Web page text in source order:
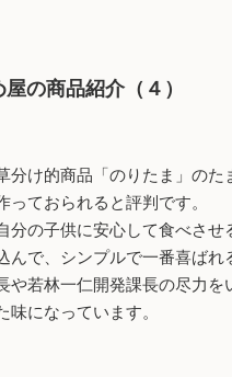
の商品紹介（４）
け的商品「のりたま」の
ておられると評判です。
の子供に安心して食べさ
んで、シンプルで一番喜ば
若林一仁開発課長の尽力
になっています。